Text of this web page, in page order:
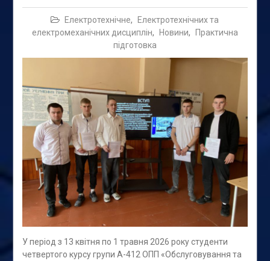
Електротехнічне,
Електротехнічних та
електромеханічних дисциплін, Новини,
Практична
підготовка
У період з 13 квітня по 1 травня 2026 року студенти
четвертого курсу групи А-412 ОПП «Обслуговування та